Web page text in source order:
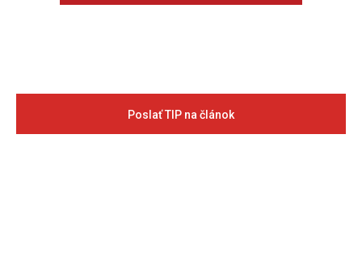
Poslať TIP na článok